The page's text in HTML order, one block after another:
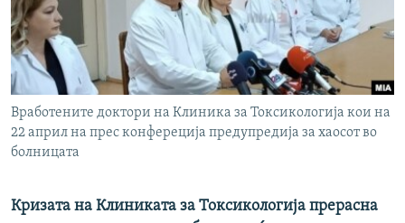
РСЕ веб страници
Вработените доктори на Клиника за Токсикологија кои на
22 април на прес конфереција предупредија за хаосот во
болницата
Кризата на Клиниката за Токсикологија прерасна